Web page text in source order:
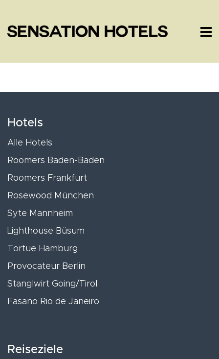
Hotels
Alle Hotels
Roomers Baden-Baden
Roomers Frankfurt
Rosewood München
Syte Mannheim
Lighthouse Büsum
Tortue Hamburg
Provocateur Berlin
Stanglwirt Going/Tirol
Fasano Rio de Janeiro
Reiseziele